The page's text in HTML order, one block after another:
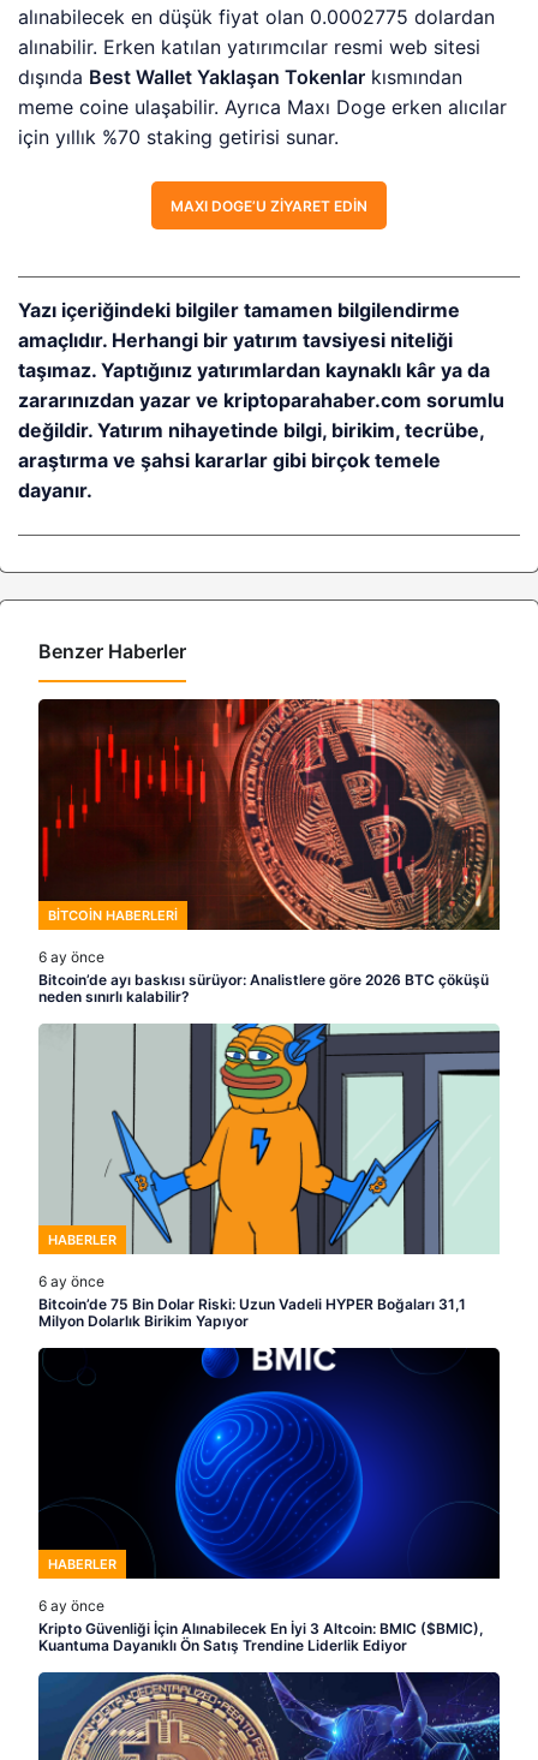
alınabilecek en düşük fiyat olan 0.0002775 dolardan
alınabilir. Erken katılan yatırımcılar resmi web sitesi
dışında Best Wallet Yaklaşan Tokenlar kısmından
meme coine ulaşabilir. Ayrıca Maxı Doge erken alıcılar
için yıllık %70 staking getirisi sunar.
MAXI DOGE’U ZIYARET EDIN
Yazı içeriğindeki bilgiler tamamen bilgilendirme
amaçlıdır. Herhangi bir yatırım tavsiyesi niteliği
taşımaz. Yaptığınız yatırımlardan kaynaklı kâr ya da
zararınızdan yazar ve kriptoparahaber.com sorumlu
değildir. Yatırım nihayetinde bilgi, birikim, tecrübe,
araştırma ve şahsi kararlar gibi birçok temele
dayanır.
Benzer Haberler
BITCOIN HABERLERI
6 ay önce
Bitcoin’de ayı baskısı sürüyor: Analistlere göre 2026 BTC çöküşü
neden sınırlı kalabilir?
HABERLER
6 ay önce
Bitcoin’de 75 Bin Dolar Riski: Uzun Vadeli HYPER Boğaları 31,1
Milyon Dolarlık Birikim Yapıyor
HABERLER
6 ay önce
Kripto Güvenliği İçin Alınabilecek En İyi 3 Altcoin: BMIC ($BMIC),
Kuantuma Dayanıklı Ön Satış Trendine Liderlik Ediyor